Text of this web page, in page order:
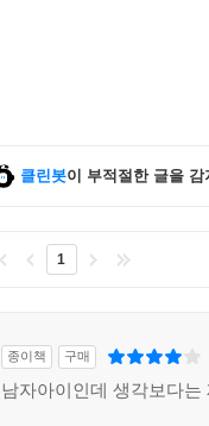
클린봇이 부적절한 글을 감
1
종이책 구매
남자아이인데 생각보다